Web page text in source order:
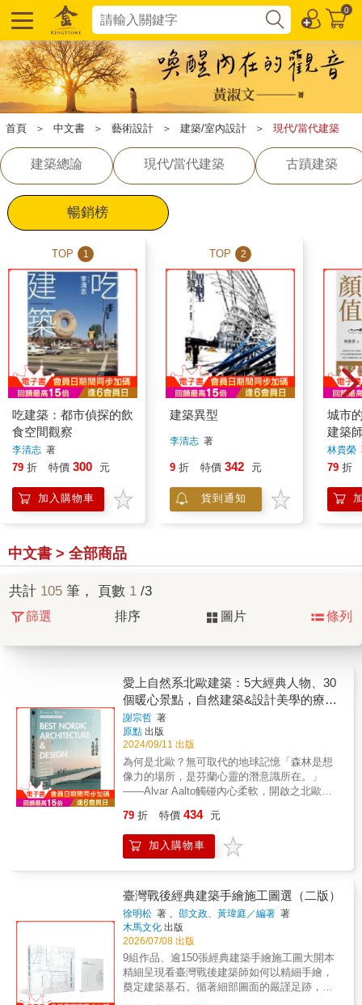
0
首頁 ＞ 中文書 ＞ 藝術設計 ＞ 建築/室內設計 ＞ 現代/當代建築
建築總論 現代/當代建築 古蹟建築
暢銷榜
TOP 1
吃建築：都市偵探的飲
食空間觀察
李清志 著
79 折 特價 300 元
加入購物車
TOP 2
建築異型
李清志 著
9 折 特價 342 元
貨到通知
城市
建築
林貴榮
79 折
中文書 > 全部商品
共計 105 筆， 頁數 1 /3
篩選 排序 圖片 條列
愛上自然系北歐建築：5大經典人物、30
個暖心景點，自然建築&設計美學的療癒
紀行
謝宗哲 著
原點 出版
2024/09/11 出版
為何是北歐？無可取代的地球記憶「森林是想
像力的場所，是芬蘭心靈的潛意識所在。」
——Alvar Aalto觸碰內心柔軟，開啟之北歐狂
紀行如果日本前衛建築是自然系女孩；那麼北
歐建築就是療癒系暖男一見如故，北歐ＶＳ日
本共享的自然生活森之墓地｜岩洞教堂｜挪威
市政廳｜鐵達尼浪漫陽台只是神遊，就放鬆療
癒了! 見證5大經典人物＋30個自然系美好生活
提案對北歐建築的禮讚：「溫暖的、屬於人類
的現代主義。」——伊東豊雄道出自然與生活
最真誠的對話從經典之作、大師介紹到
Hygge、Lagom、Sisu的生活提案在極簡設計
中，開始懂了生活的優雅和溫度「北歐很神
祕，不是東京首爾，吃吃喝喝就快樂買單；北
79 折 特價 434 元
加入購物車
臺灣戰後經典建築手繪施工圖選（二版）
徐明松 著 、邵文政、黃瑋庭／編著 著
木馬文化 出版
2026/07/08 出版
9組作品、逾150張經典建築手繪施工圖大開本
精細呈現看臺灣戰後建築師如何以精細手繪，
奠定建築基石。循著細部圖面的嚴謹足跡，感